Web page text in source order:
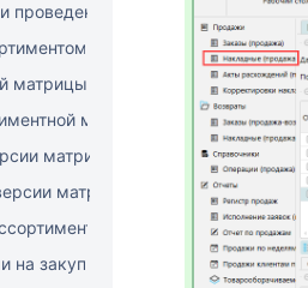
проведение акций
магазинов
матрицы
матрицы
матрицы
матрицы
магазина
на закупку